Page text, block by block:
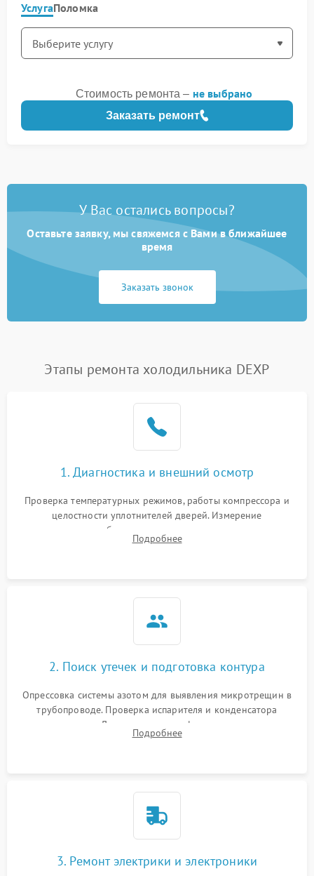
УслугаПоломка
Заказать ремонт
Стоимость ремонта – не выбрано
У Вас остались вопросы?
Оставьте заявку, мы свяжемся с Вами в ближайшее
время
Заказать звонок
Этапы ремонта холодильника DEXP
1. Диагностика и внешний осмотр
Проверка температурных режимов, работы компрессора и
целостности уплотнителей дверей. Измерение
сопротивления обмоток мотора, проверка термостата и
считывание кодов ошибок с электронного дисплея.
Подробнее
2. Поиск утечек и подготовка контура
Опрессовка системы азотом для выявления микротрещин в
трубопроводе. Проверка испарителя и конденсатора
течеискателем. Демонтаж старого фильтра-осушителя и
продувка капиллярной трубки для устранения засоров.
Подробнее
3. Ремонт электрики и электроники